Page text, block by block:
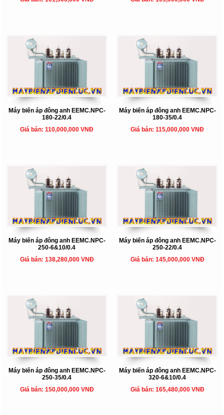
Máy biến áp đông anh EEMC.NPC-
180-22/0.4
Giá bán: 110,000,000 VNĐ
Máy biến áp đông anh EEMC.NPC-
180-35/0.4
Giá bán: 115,000,000 VNĐ
Máy biến áp đông anh EEMC.NPC-
250-6&10/0.4
Giá bán: 138,280,000 VNĐ
Máy biến áp đông anh EEMC.NPC-
250-22/0.4
Giá bán: 145,000,000 VNĐ
Máy biến áp đông anh EEMC.NPC-
250-35/0.4
Giá bán: 150,000,000 VNĐ
Máy biến áp đông anh EEMC.NPC-
320-6&10/0.4
Giá bán: 165,480,000 VNĐ